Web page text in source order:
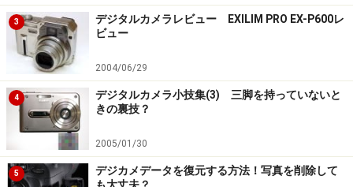
こだわりオート F5.8 1/50秒 ISO200 デジタルセーフティ
ズームを使用すると448mm相当の超望遠に。ただし画質は
多少劣化する
3
デジタルカメラレビュー EXILIM PRO EX-P600レ
ビュー
2004/06/29
4
デジタルカメラ小技集(3) 三脚を持っていないと
きの裏技？
2005/01/30
5
デジカメデータを復元する方法！写真を削除して